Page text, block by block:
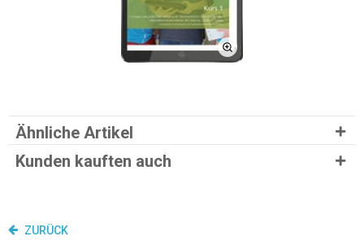
Ähnliche Artikel
Kunden kauften auch
ZURÜCK